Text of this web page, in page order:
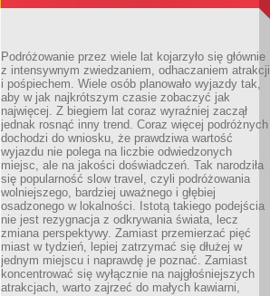
Podróżowanie przez wiele lat kojarzyło się głównie
z intensywnym zwiedzaniem, odhaczaniem atrakcji
i pośpiechem. Wiele osób planowało wyjazdy tak,
aby w jak najkrótszym czasie zobaczyć jak
najwięcej. Z biegiem lat coraz wyraźniej zaczął
jednak rosnąć inny trend. Coraz więcej podróżnych
dochodzi do wniosku, że prawdziwa wartość
wyjazdu nie polega na liczbie odwiedzonych
miejsc, ale na jakości doświadczeń. Tak narodziła
się popularność slow travel, czyli podróżowania
wolniejszego, bardziej uważnego i głębiej
osadzonego w lokalności. Istotą takiego podejścia
nie jest rezygnacja z odkrywania świata, lecz
zmiana perspektywy. Zamiast przemierzać pięć
miast w tydzień, lepiej zatrzymać się dłużej w
jednym miejscu i naprawdę je poznać. Zamiast
koncentrować się wyłącznie na najgłośniejszych
atrakcjach, warto zajrzeć do małych kawiarni,